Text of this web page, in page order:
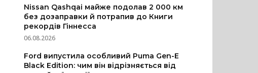
Nissan Qashqai майже подолав 2 000 км
без дозаправки й потрапив до Книги
рекордів Гіннесса
06.08.2026
Ford випустила особливий Puma Gen-E
Black Edition: чим він відрізняється від